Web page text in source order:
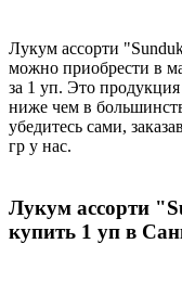
Лукум ассорти
можно приобрести в
за 1 уп. Это
ниже чем в
убедитесь сами,
гр у нас.
Лукум ассорти
купить 1 уп в